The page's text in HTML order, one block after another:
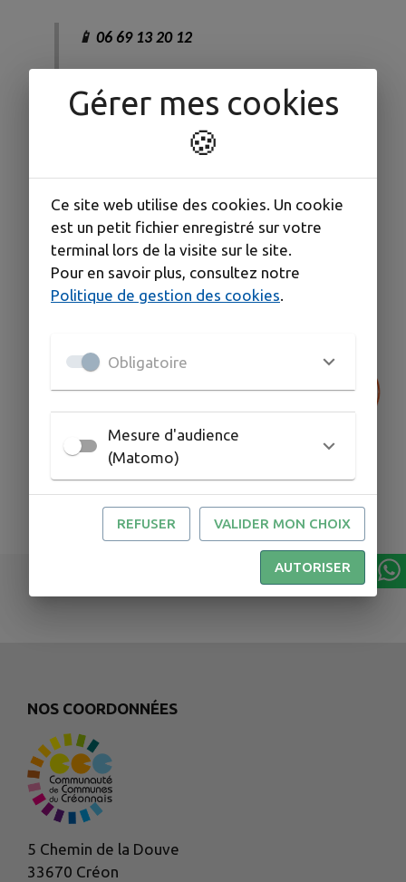
📱 06 69 13 20 12
NOS COORDONNÉES
5 Chemin de la Douve
33670 Créon
Gérer mes cookies
🍪
Ce site web utilise des cookies. Un cookie
est un petit fichier enregistré sur votre
terminal lors de la visite sur le site.
Pour en savoir plus, consultez notre
Politique de gestion des cookies.
Obligatoire
Mesure d'audience
(Matomo)
REFUSER VALIDER MON CHOIX
AUTORISER